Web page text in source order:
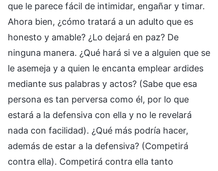
que le parece fácil de intimidar, engañar y timar.
Ahora bien, ¿cómo tratará a un adulto que es
honesto y amable? ¿Lo dejará en paz? De
ninguna manera. ¿Qué hará si ve a alguien que se
le asemeja y a quien le encanta emplear ardides
mediante sus palabras y actos? (Sabe que esa
persona es tan perversa como él, por lo que
estará a la defensiva con ella y no le revelará
nada con facilidad). ¿Qué más podría hacer,
además de estar a la defensiva? (Competirá
contra ella). Competirá contra ella tanto